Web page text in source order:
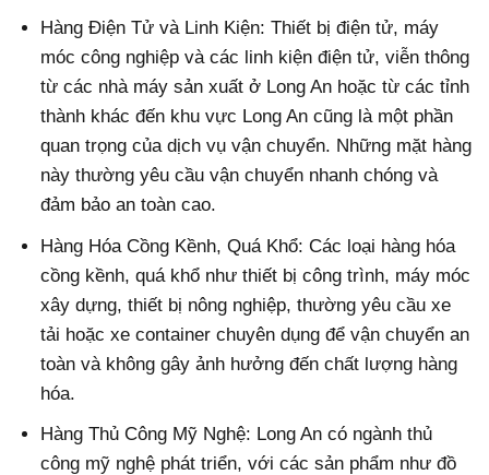
Hàng Điện Tử và Linh Kiện: Thiết bị điện tử, máy
móc công nghiệp và các linh kiện điện tử, viễn thông
từ các nhà máy sản xuất ở Long An hoặc từ các tỉnh
thành khác đến khu vực Long An cũng là một phần
quan trọng của dịch vụ vận chuyển. Những mặt hàng
này thường yêu cầu vận chuyển nhanh chóng và
đảm bảo an toàn cao.
Hàng Hóa Cồng Kềnh, Quá Khổ: Các loại hàng hóa
cồng kềnh, quá khổ như thiết bị công trình, máy móc
xây dựng, thiết bị nông nghiệp, thường yêu cầu xe
tải hoặc xe container chuyên dụng để vận chuyển an
toàn và không gây ảnh hưởng đến chất lượng hàng
hóa.
Hàng Thủ Công Mỹ Nghệ: Long An có ngành thủ
công mỹ nghệ phát triển, với các sản phẩm như đồ